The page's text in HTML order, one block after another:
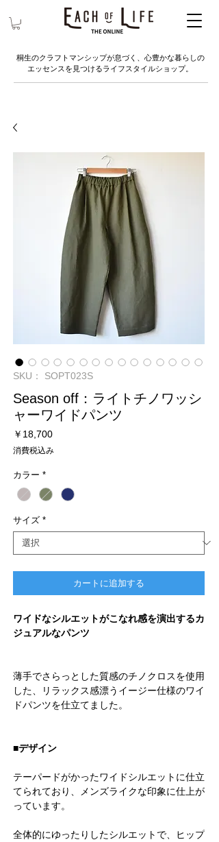
桐生のクラフトマンシップが息づく、心豊かな暮らしの
エッセンスを見つけるライフスタイルショップ。
SKU： SOPT023S
Season off：ライトチノワッシ
ャーワイドパンツ
￥18,700価
消費税込み
カラー *
サイズ *
カートに追加する
ワイドなシルエットがこなれ感を演出するカ
ジュアルなパンツ
薄手でさらっとした質感のチノクロスを使用
した、リラックス感漂うイージー仕様のワイ
ドパンツを仕立てました。
■デザイン
テーパードがかったワイドシルエットに仕立
てられており、メンズライクな印象に仕上が
っています。
全体的にゆったりしたシルエットで、ヒップ